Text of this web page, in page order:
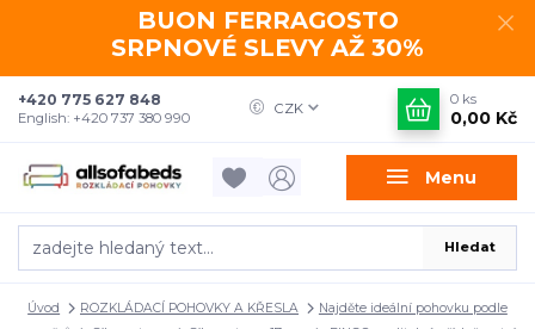
BUON FERRAGOSTO
SRPNOVÉ SLEVY AŽ 30%
Menu
CZK
Hledat
+420 775 627 848
English: +420 737 380 990
0 ks
0,00 Kč
Úvod ROZKLÁDACÍ POHOVKY A KŘESLA
Najděte ideální pohovku podle